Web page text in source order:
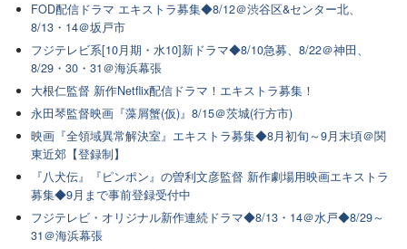
FOD配信ドラマ エキストラ募集◆8/12＠渋谷区&センター北、
8/13・14＠坂戸市
フジテレビ系[10月期・水10]新ドラマ◆8/10急募、8/22＠神田、
8/29・30・31＠海浜幕張
大根仁監督 新作Netflix配信ドラマ！エキストラ募集！
永田琴監督映画『藻屑蟹(仮)』8/15＠茨城(行方市)
映画『全領域異常解決室』エキストラ募集◆8月初旬～9月末頃＠関
東近郊【登録制】
『八犬伝』『ピンポン』の曽利文彦監督 新作劇場用映画エキストラ
募集◆9月まで事前登録受付中
フジテレビ・オリジナル新作連続ドラマ◆8/13・14＠水戸◆8/29～
31＠海浜幕張